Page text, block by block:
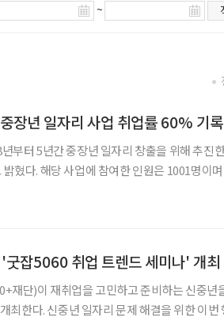
~
장년 일자리 사업 취업률 60% 기록
부터 5년간 중장년 일자리 창출을 위해 추진
혔다. 해당 사업에 참여한 인원은 1001명이
잡5060 취업 트렌드 세미나' 개최
재단)이 재취업을 고민하고 준비하는 신중년
이번 행사는 50+재단